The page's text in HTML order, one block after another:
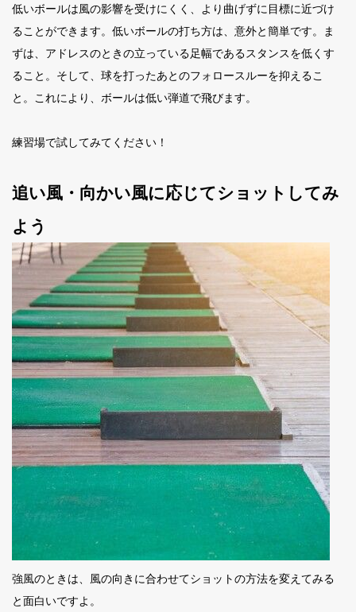
低いボールは風の影響を受けにくく、より曲げずに目標に近づけ
ることができます。低いボールの打ち方は、意外と簡単です。ま
ずは、アドレスのときの立っている足幅であるスタンスを低くす
ること。そして、球を打ったあとのフォロースルーを抑えるこ
と。これにより、ボールは低い弾道で飛びます。
練習場で試してみてください！
追い風・向かい風に応じてショットしてみ
よう
強風のときは、風の向きに合わせてショットの方法を変えてみる
と面白いですよ。